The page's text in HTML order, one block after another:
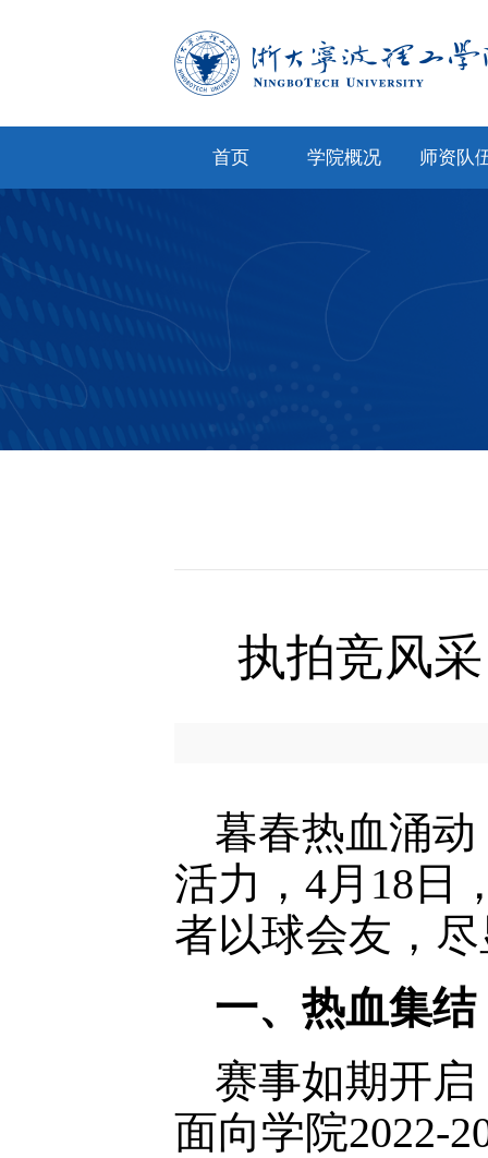
首页 学院概况 师资队
执拍竞风
暮春热血涌
活力，4月18日
者以球会友，
一、热血集
赛事如期开
面向学院2022-